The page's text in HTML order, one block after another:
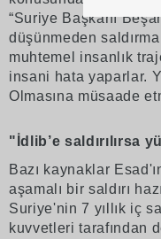
“Suriye Başkanı
düşünmeden
muhtemel insanlık
insani hata yaparlar.
Olmasına müsaade
"İdlib’e saldırılırsa
Bazı kaynaklar
aşamalı bir saldırı
Suriye'nin 7 yıllık iç
kuvvetleri tarafından